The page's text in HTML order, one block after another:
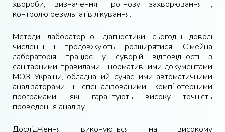
хвороби, визначення прогнозу захворювання ,
контролю результатів лікування.
Методи лабораторної діагностики сьогодні доволі
численні і продовжують розширятися. Сімейна
лабораторія працює у суворій відповідності з
санітарними правилами і нормативними документами
МОЗ України, обладнаний сучасними автоматичними
аналізаторами і спеціалізованими комп`ютерними
програмами, які гарантують високу точність
проведення аналізу.
Дослідження виконуються на високому